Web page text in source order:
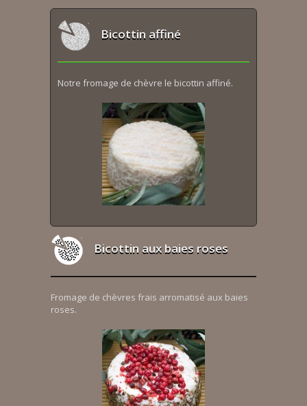
Bicottin affiné
Notre fromage de chèvre le bicottin affiné.
Bicottin aux baies roses
Fromage de chèvres frais arromatisé aux baies
roses.